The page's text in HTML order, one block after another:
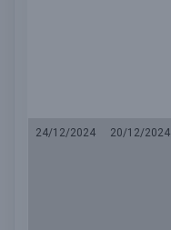
24/12/2024
20/12/2024